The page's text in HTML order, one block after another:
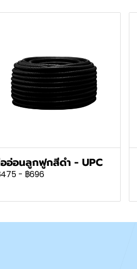
อ่อนลูกฟูกสีดำ - UPC
- ฿696